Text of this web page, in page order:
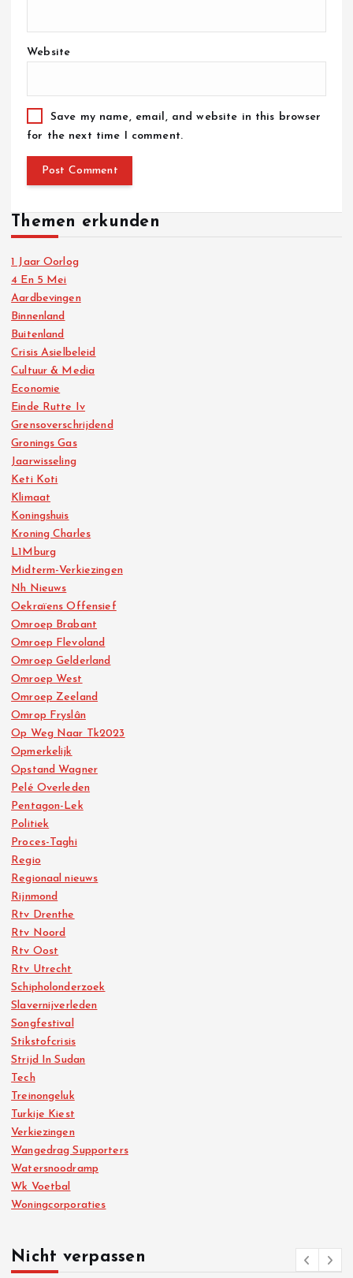
Website
Save my name, email, and website in this browser
for the next time I comment.
Themen erkunden
1 Jaar Oorlog
4 En 5 Mei
Aardbevingen
Binnenland
Buitenland
Crisis Asielbeleid
Cultuur & Media
Economie
Einde Rutte Iv
Grensoverschrijdend
Gronings Gas
Jaarwisseling
Keti Koti
Klimaat
Koningshuis
Kroning Charles
L1Mburg
Midterm-Verkiezingen
Nh Nieuws
Oekraïens Offensief
Omroep Brabant
Omroep Flevoland
Omroep Gelderland
Omroep West
Omroep Zeeland
Omrop Fryslân
Op Weg Naar Tk2023
Opmerkelijk
Opstand Wagner
Pelé Overleden
Pentagon-Lek
Politiek
Proces-Taghi
Regio
Regionaal nieuws
Rijnmond
Rtv Drenthe
Rtv Noord
Rtv Oost
Rtv Utrecht
Schipholonderzoek
Slavernijverleden
Songfestival
Stikstofcrisis
Strijd In Sudan
Tech
Treinongeluk
Turkije Kiest
Verkiezingen
Wangedrag Supporters
Watersnoodramp
Wk Voetbal
Woningcorporaties
Nicht verpassen